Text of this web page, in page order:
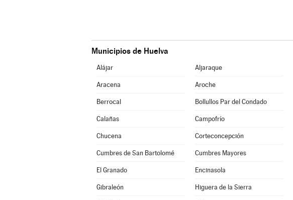
Municipios de Huelva
Alájar Aljaraque
Aracena Aroche
Berrocal Bollullos Par del Condado
Calañas Campofrío
Chucena Corteconcepción
Cumbres de San Bartolomé Cumbres Mayores
El Granado Encinasola
Gibraleón Higuera de la Sierra